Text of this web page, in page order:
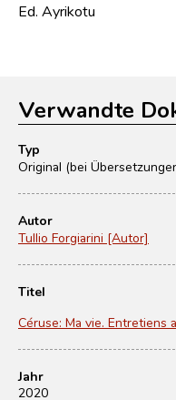
Ed. Ayrikotu
Verwandte
Typ
Original (bei
Autor
Tullio Forgiarini [Autor]
Titel
Céruse: Ma vie. Entretiens
Jahr
2020